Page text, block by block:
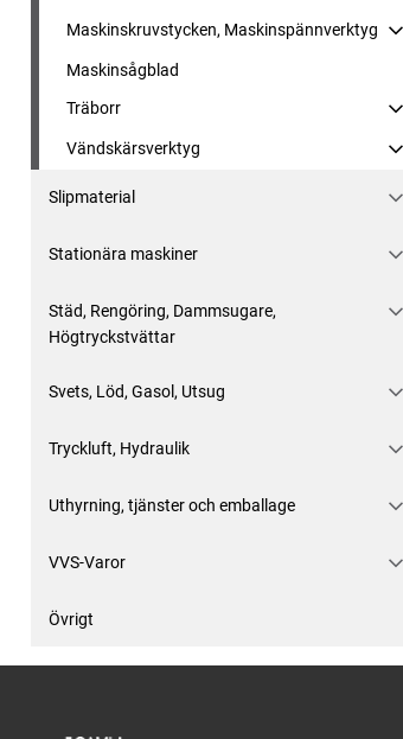
Maskinskruvstycken, Maskinspännverktyg
Maskinsågblad
Träborr
Vändskärsverktyg
Slipmaterial
Stationära maskiner
Städ, Rengöring, Dammsugare,
Högtryckstvättar
Svets, Löd, Gasol, Utsug
Tryckluft, Hydraulik
Uthyrning, tjänster och emballage
VVS-Varor
Övrigt